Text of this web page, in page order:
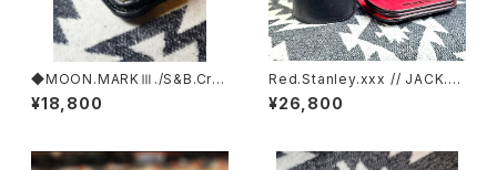
◆MOON.MARKⅢ./S&B.Cro
codile. Coin Case.xxx. Bla
ck.Edition
¥18,800
Red.Stanley.xxx // JACK.RI
DE.SSW
¥26,800